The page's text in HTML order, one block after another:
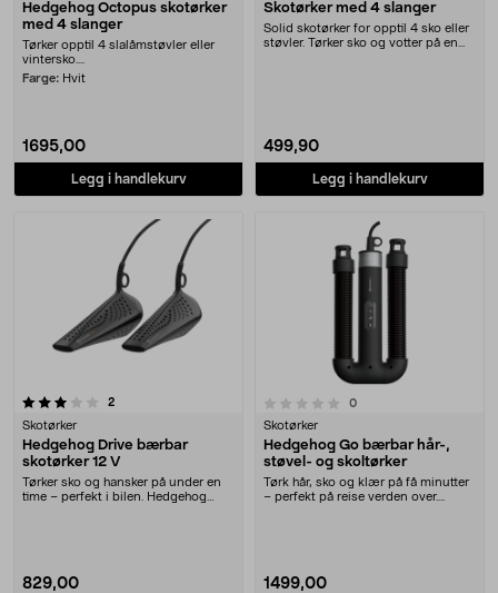
Hedgehog Octopus skotørker
med 4 slanger
Tørker opptil 4 slalåmstøvler eller
vintersko....
Farge: Hvit
1695,00
Legg i handlekurv
Skotørker med 4 slanger
Solid skotørker for opptil 4 sko eller
støvler. Tørker sko og votter på en
499,90
Legg i handlekurv
2anmeldelser
Skotørker
Hedgehog Drive bærbar
skotørker 12 V
Tørker sko og hansker på under en
time – perfekt i bilen. Hedgehog
829,00
0.0 av 5 stjerner 0anmeldelser
Skotørker
Hedgehog Go bærbar hår-,
støvel- og skoltørker
Tørk hår, sko og klær på få minutter
– perfekt på reise verden over.
1499,00